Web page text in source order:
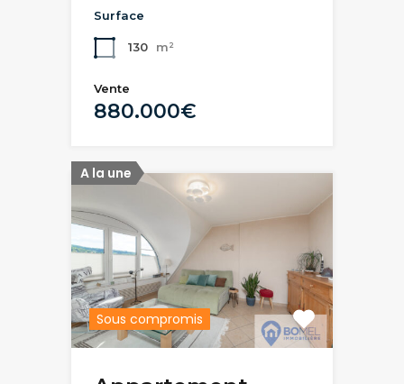
Surface
130 m²
Vente
880.000€
A la une
Sous compromis